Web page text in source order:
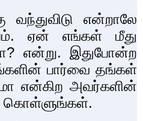
வந்துவிடு என்றாலே
ஏன் எங்கள் மீது
? என்று. இதுபோன்ற
பார்வை தங்கள்
என்கிற அவர்களின்
கொள்ளுங்கள்.